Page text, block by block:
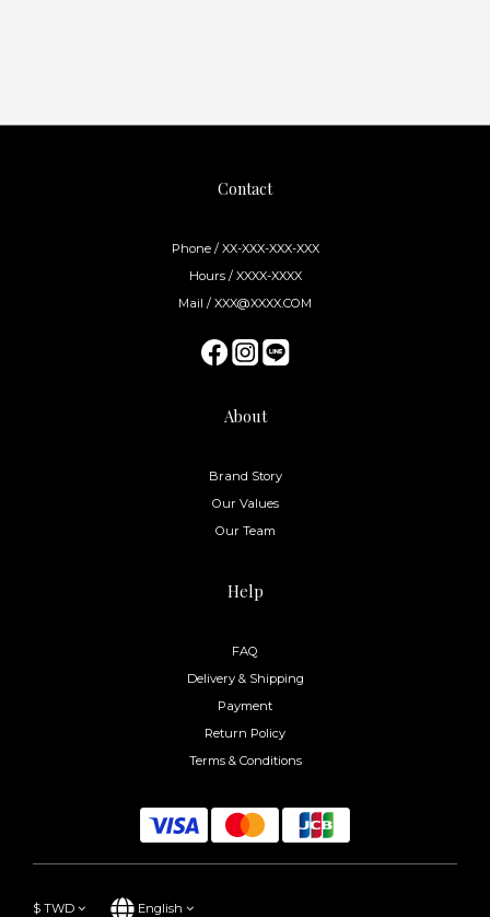
Contact
Phone / XX-XXX-XXX-XXX
Hours / XXXX-XXXX
Mail / XXX@XXXX.COM
About
Brand Story
Our Values
Our Team
Help
FAQ
Delivery & Shipping
Payment
Return Policy
Terms & Conditions
$ TWD English